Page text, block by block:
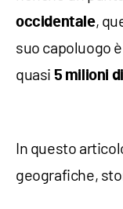
occidentale,
suo capoluogo è
quasi 5 milioni
In questo
geografiche,